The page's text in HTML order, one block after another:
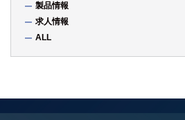
製品情報
求人情報
ALL